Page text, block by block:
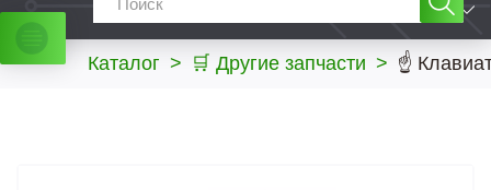
МЕНЮ
Каталог > 🛒 Другие запчасти > ☝